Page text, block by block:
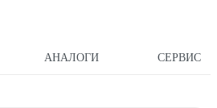
АНАЛОГИ СЕРВИС